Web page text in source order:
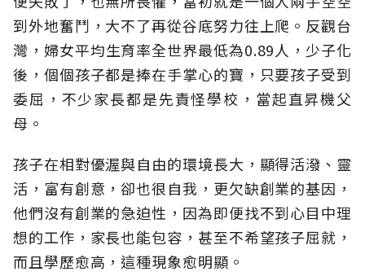
到外地奮鬥，大不了再從谷底努力往上爬。反觀台
灣，婦女平均生育率全世界最低為0.89人，少子化
後，個個孩子都是捧在手掌心的寶，只要孩子受到
委屈，不少家長都是先責怪學校，當起直昇機父
母。
孩子在相對優渥與自由的環境長大，顯得活潑、靈
活，富有創意，卻也很自我，更欠缺創業的基因，
他們沒有創業的急迫性，因為即便找不到心目中理
想的工作，家長也能包容，甚至不希望孩子屈就，
而且學歷愈高，這種現象愈明顯。